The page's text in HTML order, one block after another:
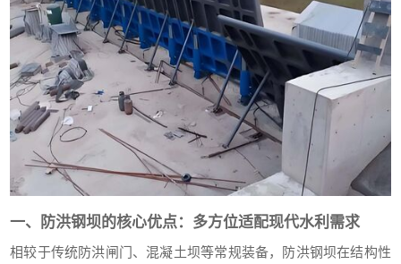
一、防洪钢坝的核心优点：多方位适配现代水利需求
相较于传统防洪闸门、混凝土坝等常规装备，防洪钢坝在结构性